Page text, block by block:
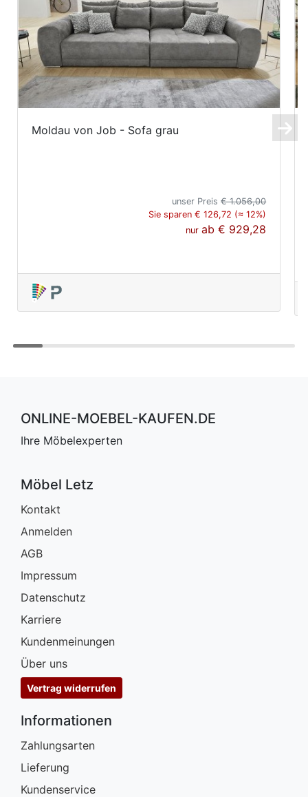
Moldau von Job - Sofa grau
unser Preis€ 1.056,00
Sie sparen € 126,72 (≈ 12%)
nurab€ 929,28
ONLINE-MOEBEL-KAUFEN.DE
Ihre Möbelexperten
Möbel Letz
Kontakt
Anmelden
AGB
Impressum
Datenschutz
Karriere
Kundenmeinungen
Über uns
Vertrag widerrufen
Informationen
Zahlungsarten
Lieferung
Kundenservice